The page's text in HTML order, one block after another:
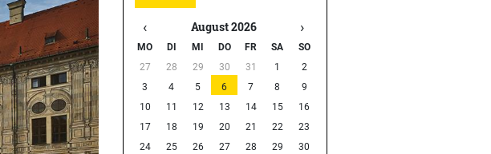
‹ August 2026 ›
MO DI MI DO FR SA
SO
27
28 29 30 31 1
2
3
4 5 6 7 8
9
10
11 12 13 14 15
16
17
18 19 20 21 22
23
24
25 26 27 28 29 30